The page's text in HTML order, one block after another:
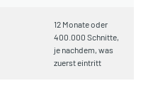
12 Monate oder
400.000 Schnitte,
je nachdem, was
zuerst eintritt